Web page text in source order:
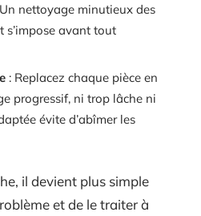
nettoyage minutieux des
s’impose avant tout
: Replacez chaque pièce en
progressif, ni trop lâche ni
évite d’abîmer les
il devient plus simple
et de le traiter à